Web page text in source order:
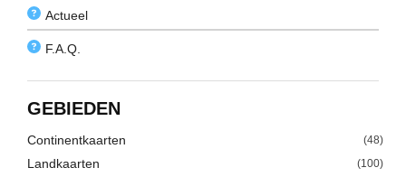
Actueel
F.A.Q.
GEBIEDEN
Continentkaarten (48)
Landkaarten (100)